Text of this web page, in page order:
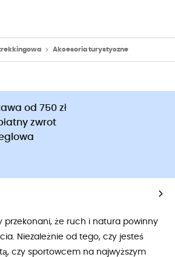
Akcesoria turystyczne
od 750 zł
zwrot
przekonani, że ruch i natura powinny
Niezależnie od tego, czy jesteś
czy sportowcem na najwyższym